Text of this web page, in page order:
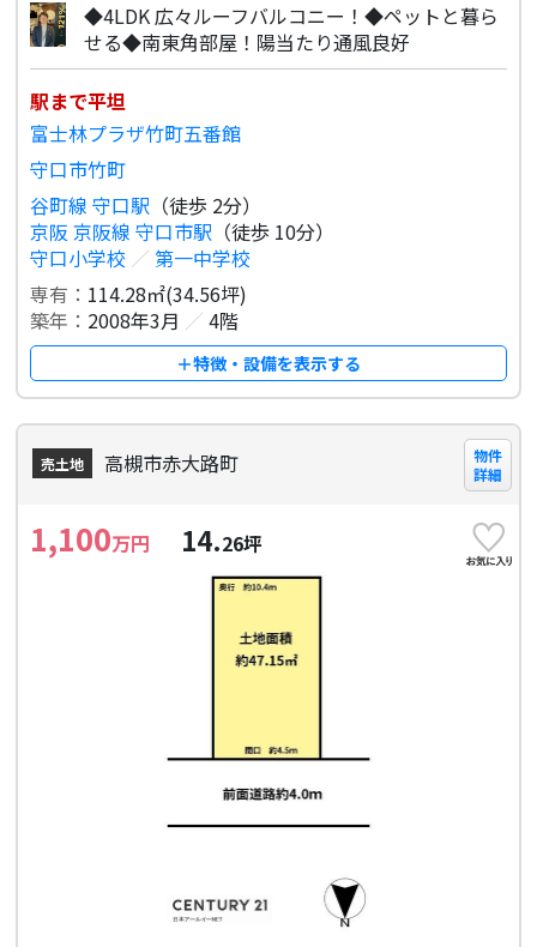
◆4LDK 広々ルーフバルコニー！◆ペットと暮ら
せる◆南東角部屋！陽当たり通風良好
駅まで平坦
富士林プラザ竹町五番館
守口市竹町
谷町線 守口駅 （徒歩 2分）
京阪 京阪線 守口市駅 （徒歩 10分）
守口小学校 ／ 第一中学校
専有： 114.28㎡(34.56坪)
築年： 2008年3月 ／ 4階
＋特徴・設備を表示する
売土地 高槻市赤大路町
物件
詳細
1,100万円 14.26坪